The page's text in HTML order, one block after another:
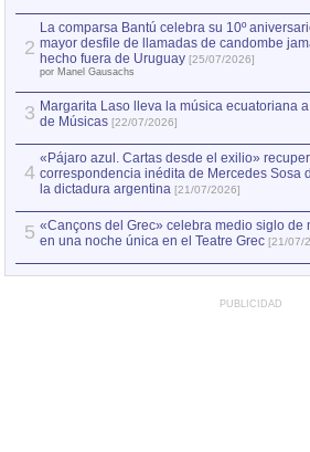
2
La comparsa Bantú celebra su 10º
mayor desfile de llamadas de candombe
hecho fuera de Uruguay [25/07/2026]
por Manel Gausachs
3 Margarita Laso lleva la música ecuatoriana
de Músicas [22/07/2026]
4
«Pájaro azul. Cartas desde el exilio»
correspondencia inédita de Mercedes Sosa
la dictadura argentina [21/07/2026]
5 «Cançons del Grec» celebra medio siglo de
en una noche única en el Teatre Grec [21/07/
PUBLICIDAD